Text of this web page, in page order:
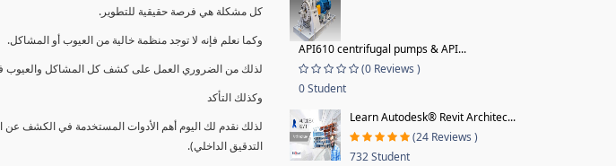
كل مشكلة هي فرصة حقيقية للتطوير.
وكما نعلم فإنه لا توجد منظمة خالية من العيوب أو المشاكل.
لذلك من الضروري العمل على كشف كل المشاكل والعيوب في
وكذلك التأكد
لذلك نقدم لك اليوم أهم الأدوات المستخدمة في الكشف عن
التدقيق الداخلي).
API610 centrifugal pumps & API...
(0 Reviews )
0 Student
Learn Autodesk® Revit Architec...
(24 Reviews )
732 Student